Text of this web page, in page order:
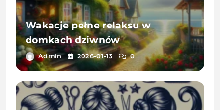
Wakacje pełne relaksu w
domkach dziwnów
Admin 2026-01-13 0